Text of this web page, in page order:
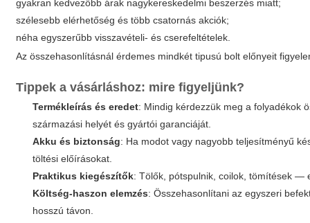
gyakran kedvezőbb árak nagykereskedelmi beszerzés miatt;
szélesebb elérhetőség és több csatornás akciók;
néha egyszerűbb visszavételi- és cserefeltételek.
Az összehasonlításnál érdemes mindkét tipusú bolt előnyeit
Tippek a vásárláshoz: mire figyeljünk?
Termékleírás és eredet: Mindig kérdezzük meg a folyadékok
származási helyét és gyártói garanciáját.
Akku és biztonság: Ha modot vagy nagyobb teljesítményű
töltési előírásokat.
Praktikus kiegészítők: Tölők, pótspulnik, coilok, tömítések —
Költség-haszon elemzés: Összehasonlítani az egyszeri
hosszú távon.